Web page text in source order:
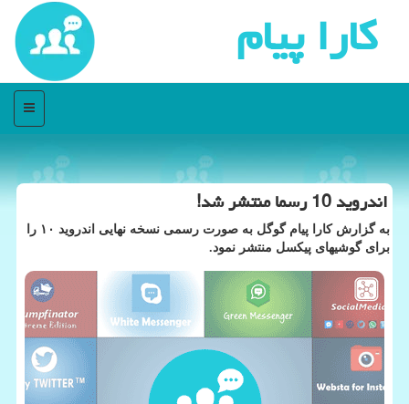
كارا پیام
منو
اندروید 10 رسما منتشر شد!
به گزارش كارا پیام گوگل به صورت رسمی نسخه نهایی اندروید ۱۰ را
برای گوشیهای پیكسل منتشر نمود.